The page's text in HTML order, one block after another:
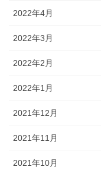
2022年4月
2022年3月
2022年2月
2022年1月
2021年12月
2021年11月
2021年10月